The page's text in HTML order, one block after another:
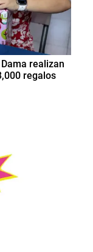
realizan
regalos